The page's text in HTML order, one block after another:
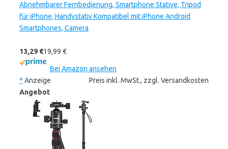
Abnehmbarer Fernbedienung, Smartphone Stative, Tripod
für iPhone, Handystativ Kompatibel mit iPhone Android
Smartphones, Camera
13,29 €19,99 €
Bei Amazon ansehen
* Anzeige
Preis inkl. MwSt., zzgl. Versandkosten
Angebot